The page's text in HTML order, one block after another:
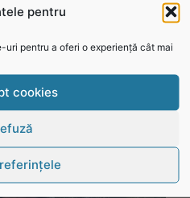
pentru
pentru a oferi o experiență cât mai
cookies